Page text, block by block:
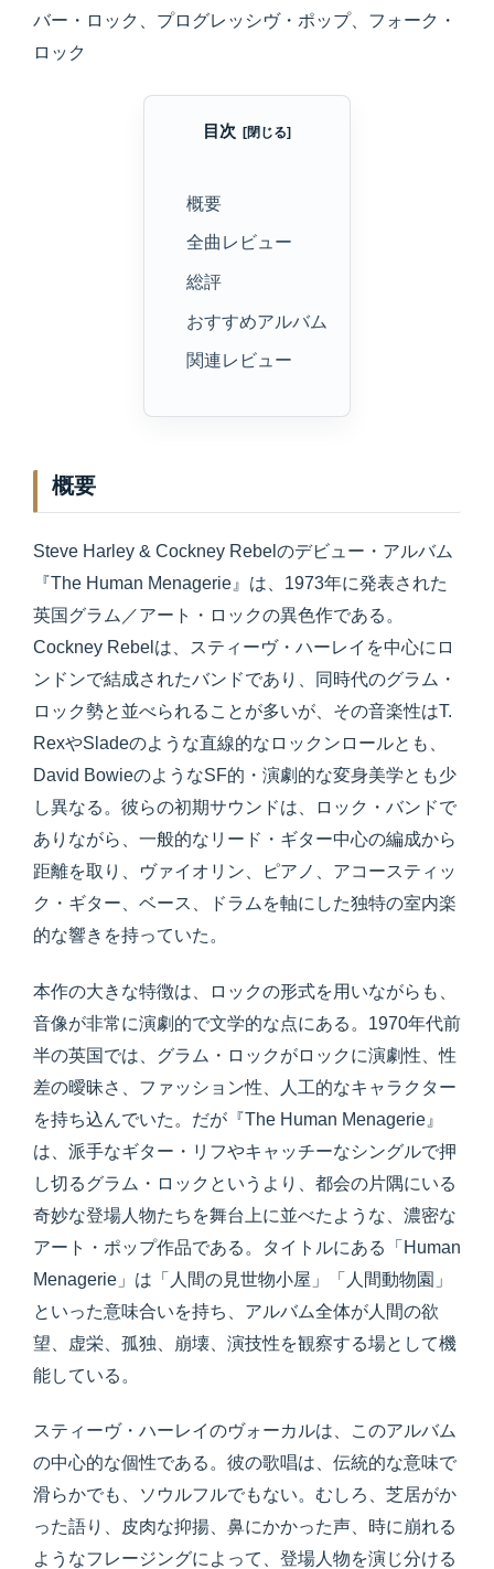
バー・ロック、プログレッシヴ・ポップ、フォーク・
ロック
目次
概要
全曲レビュー
総評
おすすめアルバム
関連レビュー
概要
Steve Harley & Cockney Rebelのデビュー・アルバム
『The Human Menagerie』は、1973年に発表された
英国グラム／アート・ロックの異色作である。
Cockney Rebelは、スティーヴ・ハーレイを中心にロ
ンドンで結成されたバンドであり、同時代のグラム・
ロック勢と並べられることが多いが、その音楽性はT.
RexやSladeのような直線的なロックンロールとも、
David BowieのようなSF的・演劇的な変身美学とも少
し異なる。彼らの初期サウンドは、ロック・バンドで
ありながら、一般的なリード・ギター中心の編成から
距離を取り、ヴァイオリン、ピアノ、アコースティッ
ク・ギター、ベース、ドラムを軸にした独特の室内楽
的な響きを持っていた。
本作の大きな特徴は、ロックの形式を用いながらも、
音像が非常に演劇的で文学的な点にある。1970年代前
半の英国では、グラム・ロックがロックに演劇性、性
差の曖昧さ、ファッション性、人工的なキャラクター
を持ち込んでいた。だが『The Human Menagerie』
は、派手なギター・リフやキャッチーなシングルで押
し切るグラム・ロックというより、都会の片隅にいる
奇妙な登場人物たちを舞台上に並べたような、濃密な
アート・ポップ作品である。タイトルにある「Human
Menagerie」は「人間の見世物小屋」「人間動物園」
といった意味合いを持ち、アルバム全体が人間の欲
望、虚栄、孤独、崩壊、演技性を観察する場として機
能している。
スティーヴ・ハーレイのヴォーカルは、このアルバム
の中心的な個性である。彼の歌唱は、伝統的な意味で
滑らかでも、ソウルフルでもない。むしろ、芝居がか
った語り、皮肉な抑揚、鼻にかかった声、時に崩れる
ようなフレージングによって、登場人物を演じ分ける